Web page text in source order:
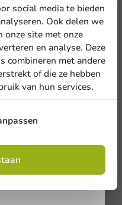
social media te bieden
Ook delen we
onze site met onze
en analyse. Deze
combineren met andere
of die ze hebben
van hun services.
onze
je akkoord met de